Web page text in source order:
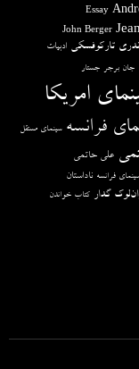
Essay
John Berger
تارکوفسکی ادبیات
جان برجر جستار
امریکا
فرانسه سینمای مستقل
علی حاتمی
فرانسه ناداستان
گدار کتاب خواندن